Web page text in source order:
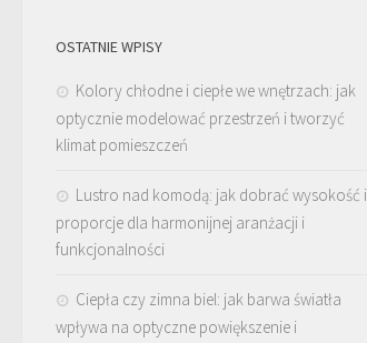
OSTATNIE WPISY
Kolory chłodne i ciepłe we wnętrzach: jak
optycznie modelować przestrzeń i tworzyć
klimat pomieszczeń
Lustro nad komodą: jak dobrać wysokość i
proporcje dla harmonijnej aranżacji i
funkcjonalności
Ciepła czy zimna biel: jak barwa światła
wpływa na optyczne powiększenie i